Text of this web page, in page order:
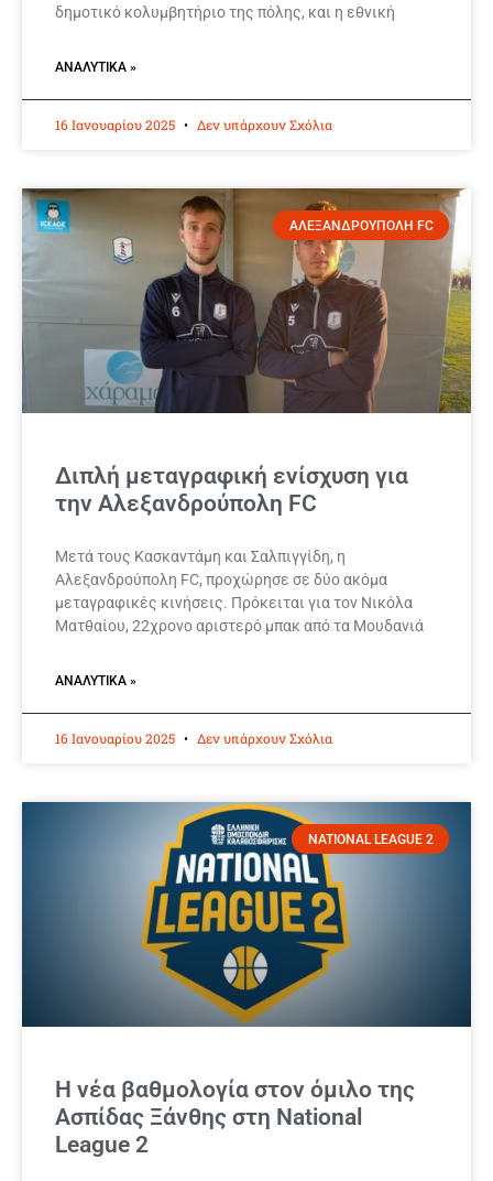
δημοτικό κολυμβητήριο της πόλης, και η εθνική
ΑΝΑΛΥΤΙΚΆ »
16 Ιανουαρίου 2025 Δεν υπάρχουν Σχόλια
ΑΛΕΞΑΝΔΡΟΥΠΟΛΗ FC
Διπλή μεταγραφική ενίσχυση για
την Αλεξανδρούπολη FC
Μετά τους Κασκαντάμη και Σαλπιγγίδη, η
Αλεξανδρούπολη FC, προχώρησε σε δύο ακόμα
μεταγραφικές κινήσεις. Πρόκειται για τον Νικόλα
Ματθαίου, 22χρονο αριστερό μπακ από τα Μουδανιά
ΑΝΑΛΥΤΙΚΆ »
16 Ιανουαρίου 2025 Δεν υπάρχουν Σχόλια
NATIONAL LEAGUE 2
Η νέα βαθμολογία στον όμιλο της
Ασπίδας Ξάνθης στη National
League 2